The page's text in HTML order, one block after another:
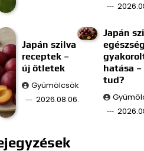
Japán szilva
receptek –
új ötletek
Gyümölcsök
2026.08.06.
Japán
hatása
tud?